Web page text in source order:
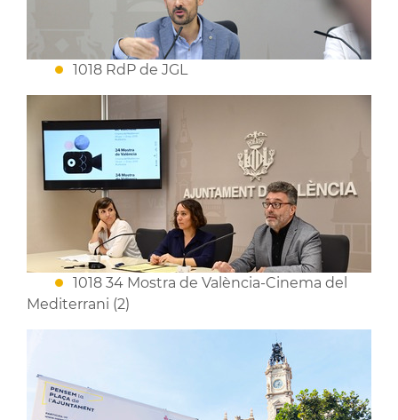
1018 RdP de JGL
1018 34 Mostra de València-Cinema del
Mediterrani (2)